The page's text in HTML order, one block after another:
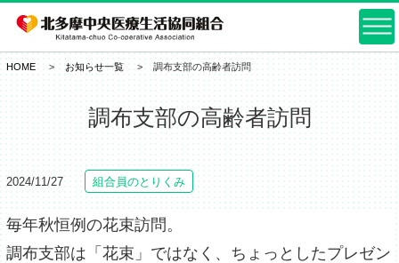
HOME お知らせ一覧 調布支部の高齢者訪問
調布支部の高齢者訪問
2024/11/27 組合員のとりくみ
毎年秋恒例の花束訪問。
調布支部は「花束」ではなく、ちょっとしたプレゼン